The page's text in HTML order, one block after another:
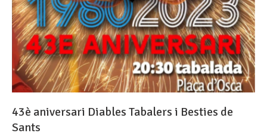
43è aniversari Diables Tabalers i Besties de
Sants